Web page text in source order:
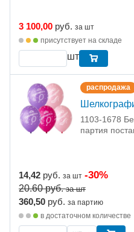
3 100,00 руб. за шт
присутствует на складе
шт
распродажа
1103-1678
партия
14,42 руб. за шт -30%
20.60руб. за шт
360,50 руб. за партию
в достаточном количестве